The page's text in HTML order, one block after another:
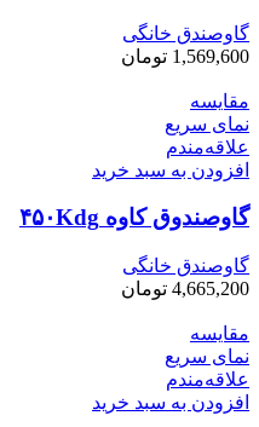
گاوصندق خانگی
1,569,600 تومان
مقایسه
نمای سریع
علاقه‌مندم
افزودن به سبد خرید
گاوصندوق کاوه ۴۵۰Kdg
گاوصندق خانگی
4,665,200 تومان
مقایسه
نمای سریع
علاقه‌مندم
افزودن به سبد خرید